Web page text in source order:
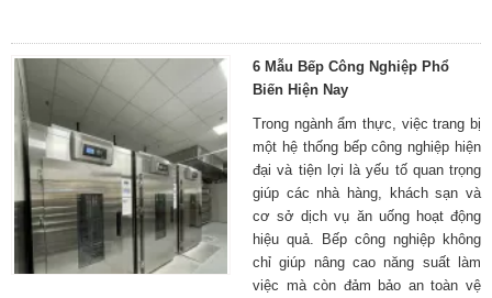
6 Mẫu Bếp Công Nghiệp Phổ
Biến Hiện Nay
Trong ngành ẩm thực, việc trang bị
một hệ thống bếp công nghiệp hiện
đại và tiện lợi là yếu tố quan trọng
giúp các nhà hàng, khách sạn và
cơ sở dịch vụ ăn uống hoạt động
hiệu quả. Bếp công nghiệp không
chỉ giúp nâng cao năng suất làm
việc mà còn đảm bảo an toàn vệ